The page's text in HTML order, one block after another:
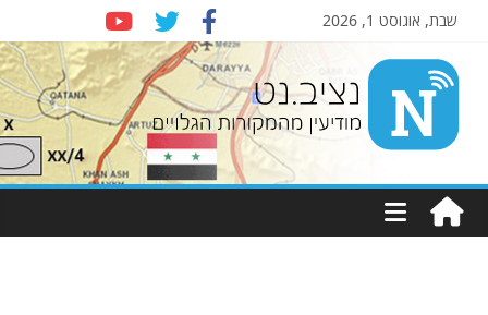
שבת, אוגוסט 1, 2026
Nziv.net
מודיעין
מהמקורות